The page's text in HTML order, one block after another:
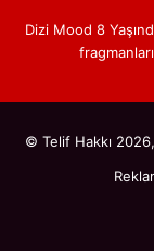
Dizi Mood 8
© Telif Hakkı